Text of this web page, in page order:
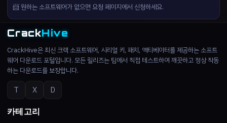
📨 원하는 소프트웨어가 없으면 요청 페이지에서 신청하세요.
CrackHive
CrackHive은 최신 크랙 소프트웨어, 시리얼 키, 패치, 액티베이터를 제공하는 소프트
웨어 다운로드 포털입니다. 모든 릴리즈는 팀에서 직접 테스트하여 깨끗하고 정상 작동
하는 다운로드를 보장합니다.
T X D
카테고리